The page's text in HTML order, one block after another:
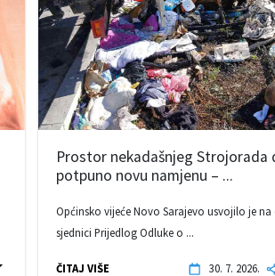
Prostor nekadašnjeg Strojorada
potpuno novu namjenu – ...
Općinsko vijeće Novo Sarajevo usvojilo je
sjednici Prijedlog Odluke o ...
ČITAJ VIŠE 30. 7. 2026.